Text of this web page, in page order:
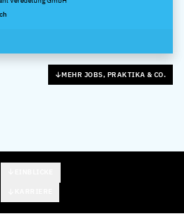
MEHR JOBS, PRAKTIKA & CO.